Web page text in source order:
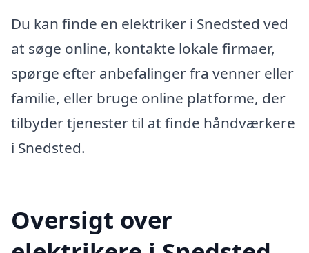
Du kan finde en elektriker i Snedsted ved
at søge online, kontakte lokale firmaer,
spørge efter anbefalinger fra venner eller
familie, eller bruge online platforme, der
tilbyder tjenester til at finde håndværkere
i Snedsted.
Oversigt over